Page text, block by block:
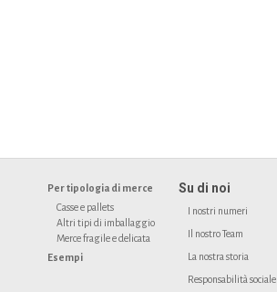
Per tipologia di merce
Casse e pallets
Altri tipi di imballaggio
Merce fragile e delicata
Esempi
Su di noi
I nostri numeri
Il nostro Team
La nostra storia
Responsabilità sociale